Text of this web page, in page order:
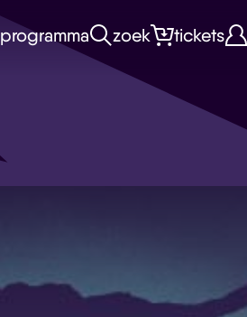
programma zoek tickets